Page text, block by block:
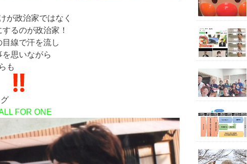
が政治家ではなく
するのが政治家！
線で汗を流し
思いながら
も
FOR ONE